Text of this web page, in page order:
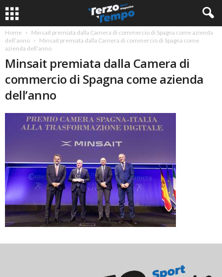
Home
Minsait premiata dalla Camera di commercio di Spagna come azienda
dell’anno
Minsait premiata dalla Camera di commercio di Spagna come
azienda dell’anno
Minsait premiata dalla Camera di
commercio di Spagna come azienda
dell’anno